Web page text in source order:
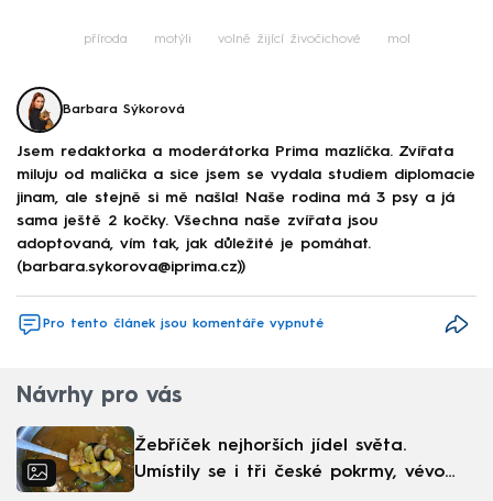
příroda motýli volně žijící živočichové mol
Barbara Sýkorová
Jsem redaktorka a moderátorka Prima mazlíčka. Zvířata
miluju od malička a sice jsem se vydala studiem diplomacie
jinam, ale stejně si mě našla! Naše rodina má 3 psy a já
sama ještě 2 kočky. Všechna naše zvířata jsou
adoptovaná, vím tak, jak důležité je pomáhat.
(barbara.sykorova@iprima.cz))
Pro tento článek jsou komentáře vypnuté
Návrhy pro vás
Žebříček nejhorších jídel světa.
Umístily se i tři české pokrmy, vévodí